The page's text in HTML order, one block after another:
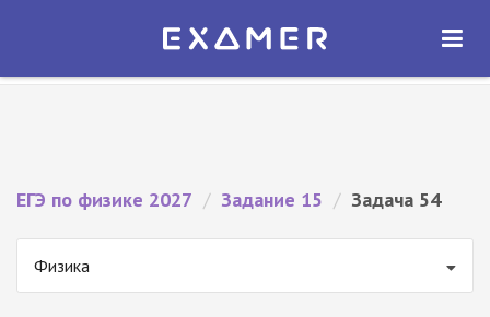
Экзамер — ЕГЭ 2027
ОТКРЫТЬ
ЕГЭ по физике 2027 / Задание 15 / Задача 54
Физика